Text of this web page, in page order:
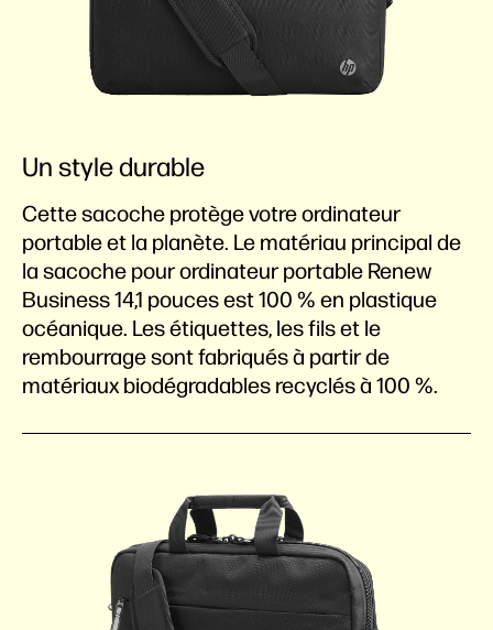
Un style durable
Cette sacoche protège votre ordinateur
portable et la planète. Le matériau principal de
la sacoche pour ordinateur portable Renew
Business 14,1 pouces est 100 % en plastique
océanique. Les étiquettes, les fils et le
rembourrage sont fabriqués à partir de
matériaux biodégradables recyclés à 100 %.